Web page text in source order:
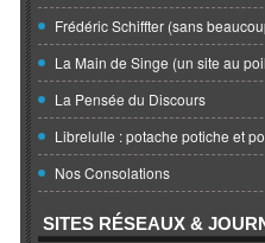
Frédéric Schiffter (sans
La Main de Singe (un site au
La Pensée du Discours
Librelulle : potache potiche et
Nos Consolations
SITES RÉSEAUX &